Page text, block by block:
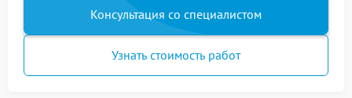
Консультация со специалистом
Узнать стоимость работ